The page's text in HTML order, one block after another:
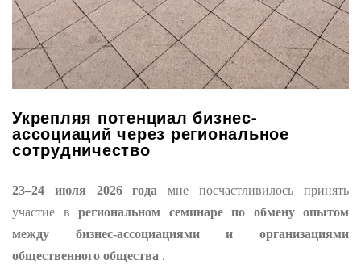
Укрепляя потенциал бизнес-
ассоциаций через региональное
сотрудничество
23–24 июля 2026 года мне посчастливилось принять
участие в региональном семинаре по обмену опытом
между бизнес-ассоциациями и организациями
общественного общества .